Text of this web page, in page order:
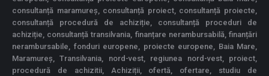
consultanță maramureș, consultanță proiect, consultanță proiecte,
consultanță procedură de achiziție, consultanță proceduri de
achiziție, consultanță transilvania, finanțare nerambursabilă, finanțări
nerambursabile, fonduri europene, proiecte europene, Baia Mare,
Maramureș, Transilvania, nord-vest, regiunea nord-vest, proiect,
procedură de achizitii, Achiziții, ofertă, ofertare, studiu de